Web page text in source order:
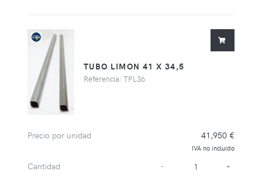
TUBO LIMON 41 X 34,5
Referencia: TPL36
Precio por unidad 41,950 €
IVA no incluido
Cantidad - +